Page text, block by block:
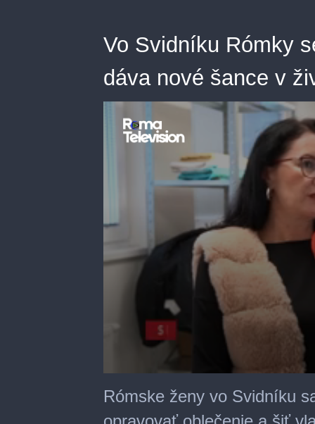
Vo Svidníku Rómky
dáva nové šance v
seconds
of
Rómske ženy vo Svidníku